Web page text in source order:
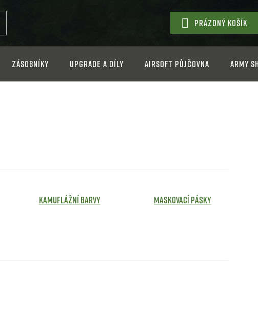
NÁKUPNÍ
KOŠÍK
PRÁZDNÝ KOŠÍK
Zásobníky Upgrade a díly Airsoft půjčovna Army
Kamuflážní barvy Maskovací pásky